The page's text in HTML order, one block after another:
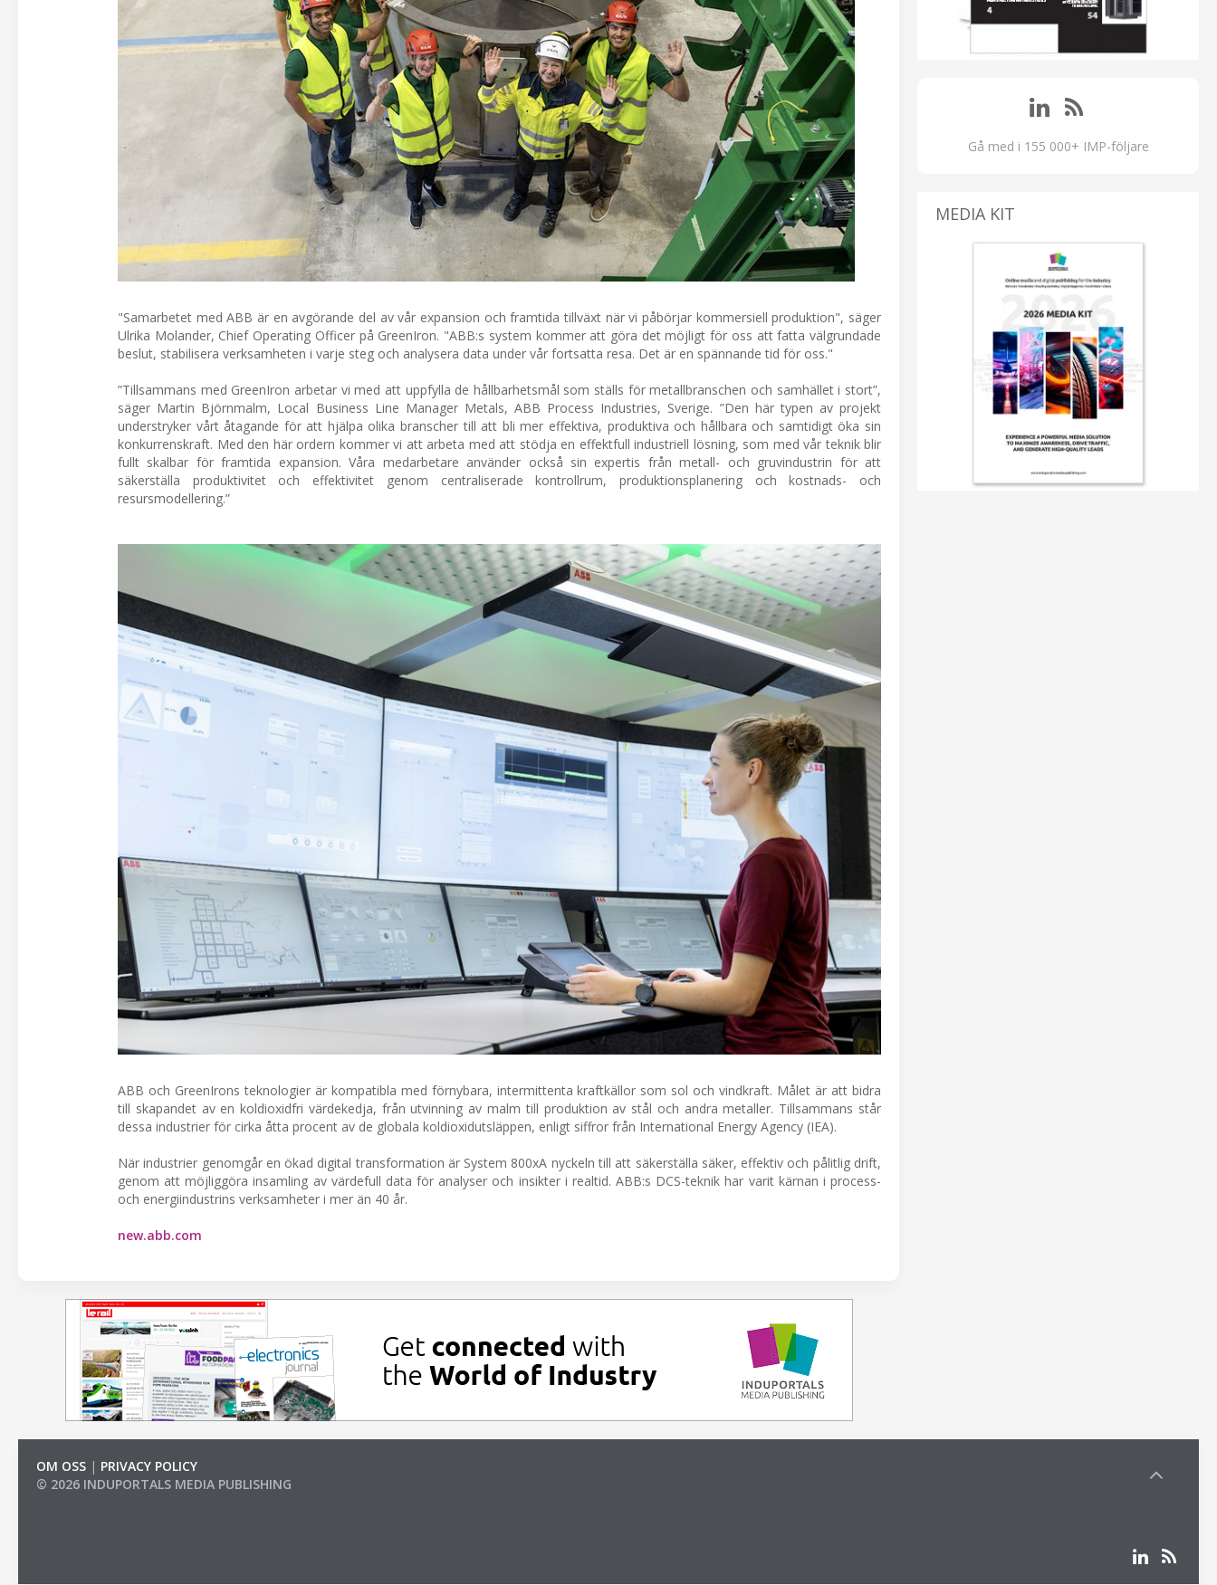
"Samarbetet med ABB är en avgörande del av vår expansion och framtida tillväxt när vi påbörjar kommersiell produktion", säger
Ulrika Molander, Chief Operating Officer på GreenIron. "ABB:s system kommer att göra det möjligt för oss att fatta välgrundade
beslut, stabilisera verksamheten i varje steg och analysera data under vår fortsatta resa. Det är en spännande tid för oss."
”Tillsammans med GreenIron arbetar vi med att uppfylla de hållbarhetsmål som ställs för metallbranschen och samhället i stort”,
säger Martin Björnmalm, Local Business Line Manager Metals, ABB Process Industries, Sverige. ”Den här typen av projekt
understryker vårt åtagande för att hjälpa olika branscher till att bli mer effektiva, produktiva och hållbara och samtidigt öka sin
konkurrenskraft. Med den här ordern kommer vi att arbeta med att stödja en effektfull industriell lösning, som med vår teknik blir
fullt skalbar för framtida expansion. Våra medarbetare använder också sin expertis från metall- och gruvindustrin för att
säkerställa produktivitet och effektivitet genom centraliserade kontrollrum, produktionsplanering och kostnads- och
resursmodellering.”
ABB och GreenIrons teknologier är kompatibla med förnybara, intermittenta kraftkällor som sol och vindkraft. Målet är att bidra
till skapandet av en koldioxidfri värdekedja, från utvinning av malm till produktion av stål och andra metaller. Tillsammans står
dessa industrier för cirka åtta procent av de globala koldioxidutsläppen, enligt siffror från International Energy Agency (IEA).
När industrier genomgår en ökad digital transformation är System 800xA nyckeln till att säkerställa säker, effektiv och pålitlig drift,
genom att möjliggöra insamling av värdefull data för analyser och insikter i realtid. ABB:s DCS-teknik har varit kärnan i process-
och energiindustrins verksamheter i mer än 40 år.
new.abb.com
Gå med i 155 000+ IMP-följare
MEDIA KIT
OM OSS | PRIVACY POLICY
© 2026 INDUPORTALS MEDIA PUBLISHING